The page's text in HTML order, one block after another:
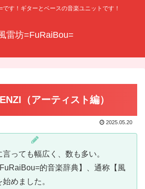
す！ギターとベースの音楽ユニットです！
雷坊=FuRaiBou=
（アーティスト編）
2025.05.20
っても幅広く、数も多い。
的音楽辞典】、通称【風
めました。